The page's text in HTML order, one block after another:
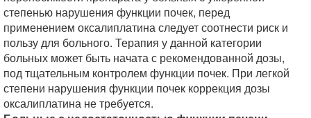
степенью нарушения функции почек, перед
применением оксалиплатина следует соотнести риск и
пользу для больного. Терапия у данной категории
больных может быть начата с рекомендованной дозы,
под тщательным контролем функции почек. При легкой
степени нарушения функции почек коррекция дозы
оксалиплатина не требуется.